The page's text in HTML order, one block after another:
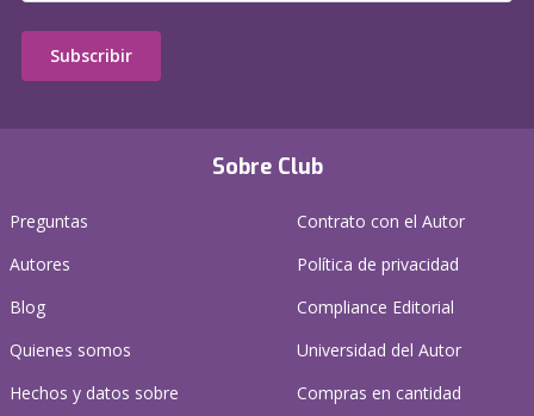
Sobre Club
Preguntas
Autores
Blog
Quienes somos
Hechos y datos sobre
Contrato con el Autor
Política de privacidad
Compliance Editorial
Universidad del Autor
Compras en cantidad
Subscribir